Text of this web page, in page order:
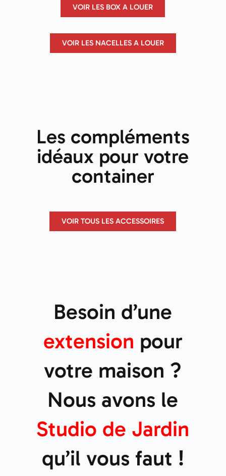
VOIR LES BOX A LOUER
VOIR LES NACELLES A LOUER
Les compléments
idéaux pour votre
container
VOIR TOUS LES ACCESSOIRES
Besoin d’une
extension pour
votre maison ?
Nous avons le
Studio de Jardin
qu’il vous faut !